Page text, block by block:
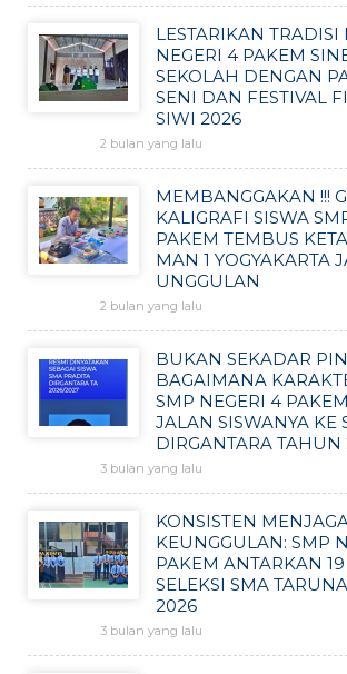
LESTARIKAN TRADISI
NEGERI 4 PAKEM
SEKOLAH DENGAN
SENI DAN FESTIVAL
SIWI 2026
2 bulan yang lalu
MEMBANGGAKAN !!!
KALIGRAFI SISWA
PAKEM TEMBUS
MAN 1 YOGYAKARTA
UNGGULAN
2 bulan yang lalu
BUKAN SEKADAR
BAGAIMANA
SMP NEGERI 4
JALAN SISWANYA KE
DIRGANTARA TAHUN
3 bulan yang lalu
KONSISTEN
KEUNGGULAN: SMP
PAKEM ANTARKAN
SELEKSI SMA
2026
3 bulan yang lalu